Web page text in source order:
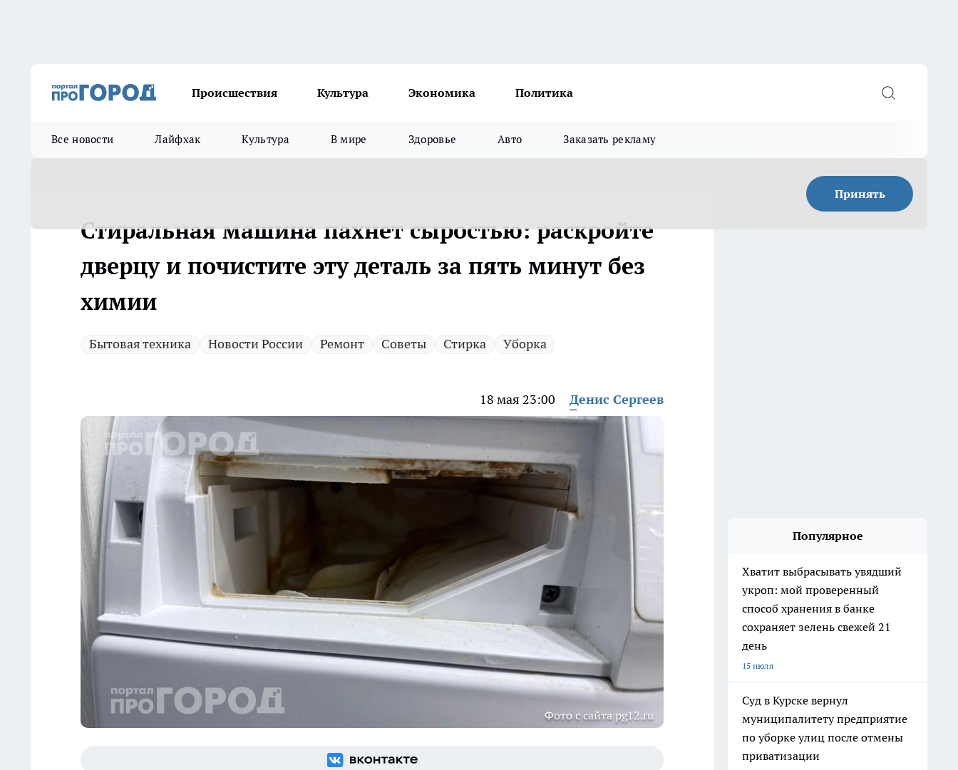
Происшествия Культура Экономика Политика
Все новости Лайфхак Культура В мире Здоровье Авто Заказать рекламу
Принять
Стиральная машина пахнет сыростью: раскройте
дверцу и почистите эту деталь за пять минут без
химии
Бытовая техника Новости России Ремонт Советы Стирка Уборка
18 мая 23:00 Денис Сергеев
Фото с сайта pg12.ru
Популярное
Хватит выбрасывать увядший
укроп: мой проверенный
способ хранения в банке
сохраняет зелень свежей 21
день
15 июля
Суд в Курске вернул
муниципалитету предприятие
по уборке улиц после отмены
приватизации